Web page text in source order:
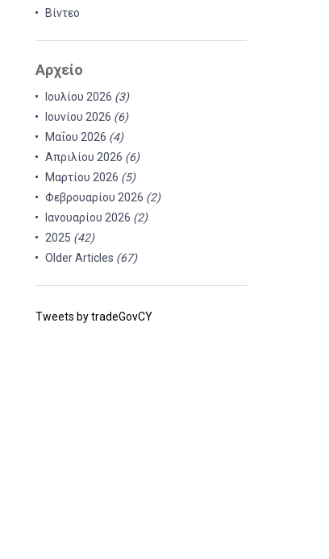
Βίντεο
Αρχείο
Ιουλίου 2026 (3)
Ιουνίου 2026 (6)
Μαΐου 2026 (4)
Απριλίου 2026 (6)
Μαρτίου 2026 (5)
Φεβρουαρίου 2026 (2)
Ιανουαρίου 2026 (2)
2025 (42)
Older Articles (67)
Tweets by tradeGovCY